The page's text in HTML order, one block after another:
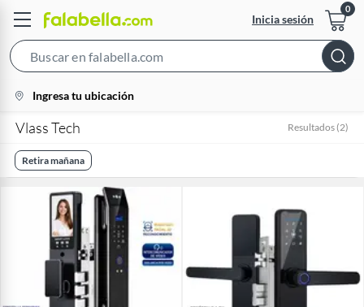
Inicia sesión
Bar
location-
icon
Ingresa tu ubicación
Vlass Tech Resultados (2)
Retira mañana